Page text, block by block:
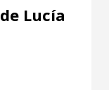
Lucía